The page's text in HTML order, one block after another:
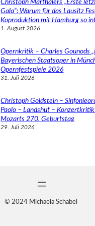
Christoph Marthalers „Erste
Gala“: Warum für das Lausitz
Koproduktion mit Hamburg so
1. August 2026
Opernkritik – Charles Gounods
Bayerischen Staatsoper in
Opernfestspiele 2026
31. Juli 2026
Christoph Goldstein –
Paolo – Landshut –
Mozarts 270. Geburtstag
29. Juli 2026
© 2024 Michaela Schabel